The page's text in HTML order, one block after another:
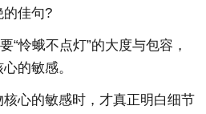
的佳句?
“怜蛾不点灯”的大度与包容，
的敏感。
心的敏感时，才真正明白细节